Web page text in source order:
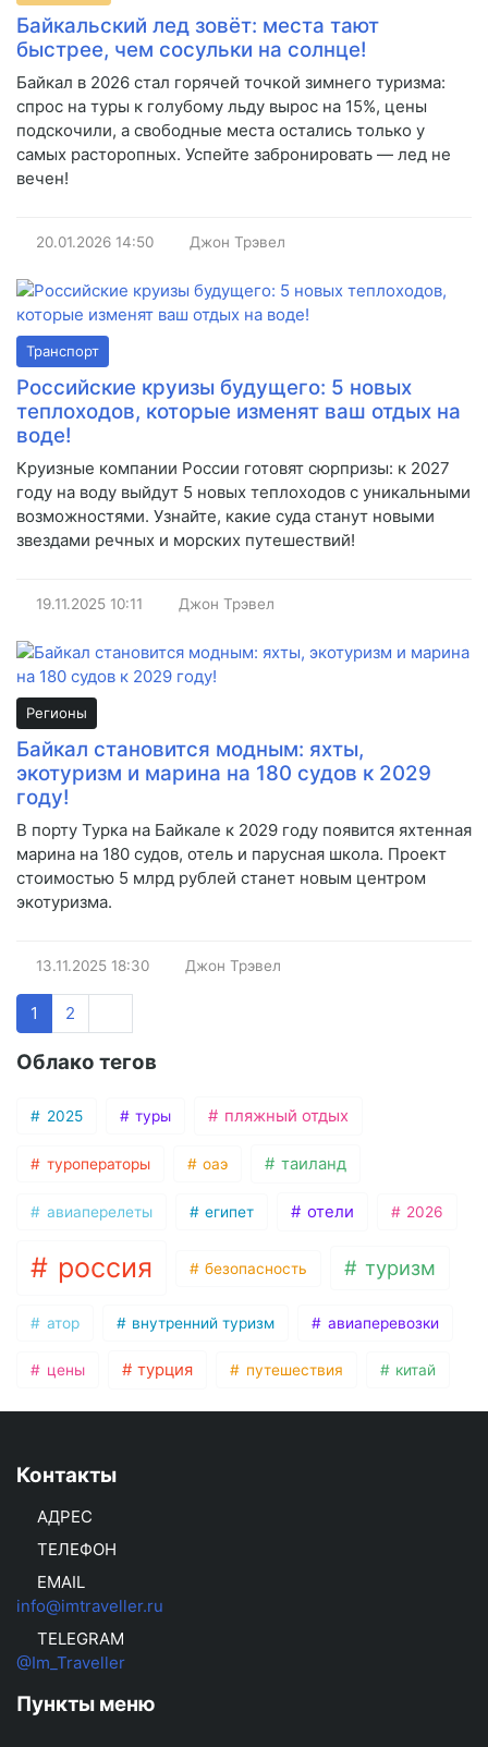
Байкальский лед зовёт: места тают
быстрее, чем сосульки на солнце!
Байкал в 2026 стал горячей точкой зимнего туризма:
спрос на туры к голубому льду вырос на 15%, цены
подскочили, а свободные места остались только у
самых расторопных. Успейте забронировать — лед не
вечен!
20.01.2026 14:50 Джон Трэвел
Транспорт
Российские круизы будущего: 5 новых
теплоходов, которые изменят ваш отдых на
воде!
Круизные компании России готовят сюрпризы: к 2027
году на воду выйдут 5 новых теплоходов с уникальными
возможностями. Узнайте, какие суда станут новыми
звездами речных и морских путешествий!
19.11.2025 10:11 Джон Трэвел
Регионы
Байкал становится модным: яхты,
экотуризм и марина на 180 судов к 2029
году!
В порту Турка на Байкале к 2029 году появится яхтенная
марина на 180 судов, отель и парусная школа. Проект
стоимостью 5 млрд рублей станет новым центром
экотуризма.
13.11.2025 18:30 Джон Трэвел
1 2
Облако тегов
2025 туры пляжный отдых
туроператоры оаэ таиланд
авиаперелеты египет отели 2026
россия безопасность туризм
атор внутренний туризм авиаперевозки
цены турция путешествия китай
Контакты
АДРЕС
ТЕЛЕФОН
EMAIL
info@imtraveller.ru
TELEGRAM
@Im_Traveller
Пункты меню